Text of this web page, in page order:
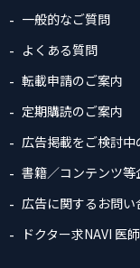
一般的なご質問
よくある質問
転載申請のご案内
定期購読のご案内
広告掲載をご検討中
書籍／コンテンツ
広告に関するお問い
ドクター求NAVI 医